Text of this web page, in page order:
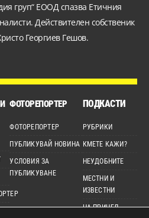
груп“ ЕООД спазва Етичния
Действителен собственик
Георгиев Гешов.
ФОТОРЕПОРТЕР
ФОТОРЕПОРТЕР
ПУБЛИКУВАЙ НОВИНА
УСЛОВИЯ ЗА
ПУБЛИКУВАНЕ
ПОДКАСТИ
РУБРИКИ
КМЕТЕ КАЖИ?
НЕУДОБНИТЕ
МЕСТНИ И
ИЗВЕСТНИ
НА ПРИЦЕЛ